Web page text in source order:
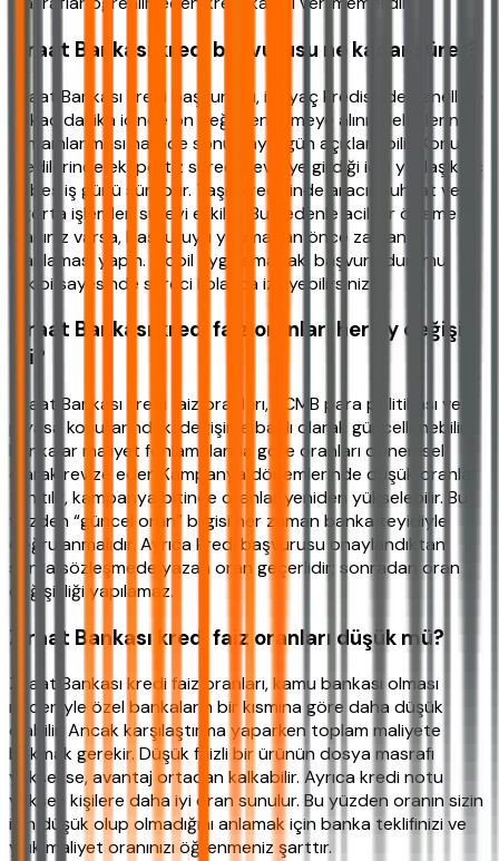
Ziraat Bankası kredi başvurusu ne kadar sürer?
Ziraat Bankası kredi başvurusu, ihtiyaç kredisinde genellikle
birkaç dakika içinde ön değerlendirmeye alınır. Belgelerin
tamamlanması halinde sonuç aynı gün açıklanabilir. Konut
kredilerinde ekspertiz süreci devreye girdiği için yaklaşık üç
ila beş iş günü sürebilir. Taşıt kredisinde aracın ruhsat ve
sigorta işlemleri süreyi etkiler. Bu nedenle acil bir ödeme
planınız varsa, başvuruyu yapmadan önce zaman
planlaması yapın. Mobil uygulamadaki başvuru durumu
takibi sayesinde süreci kolayca izleyebilirsiniz.
Ziraat Bankası kredi faiz oranları her ay değişir
mi?
Ziraat Bankası kredi faiz oranları, TCMB para politikası ve
piyasa koşullarındaki değişime bağlı olarak güncellenebilir.
Bankalar maliyet fonlamalarına göre oranları dönemsel
olarak revize eder. Kampanya dönemlerinde düşük oranlar
tanıtılır, kampanya bitince oranlar yeniden yükselebilir. Bu
yüzden “güncel oran” bilgisi her zaman banka teyidiyle
doğrulanmalıdır. Ayrıca kredi başvurusu onaylandıktan
sonra sözleşmede yazan oran geçerlidir; sonradan oran
değişikliği yapılamaz.
Ziraat Bankası kredi faiz oranları düşük mü?
Ziraat Bankası kredi faiz oranları, kamu bankası olması
nedeniyle özel bankaların bir kısmına göre daha düşük
olabilir. Ancak karşılaştırma yaparken toplam maliyete
bakmak gerekir. Düşük faizli bir ürünün dosya masrafı
yüksekse, avantaj ortadan kalkabilir. Ayrıca kredi notu
yüksek kişilere daha iyi oran sunulur. Bu yüzden oranın sizin
için düşük olup olmadığını anlamak için banka teklifinizi ve
yıllık maliyet oranınızı öğrenmeniz şarttır.